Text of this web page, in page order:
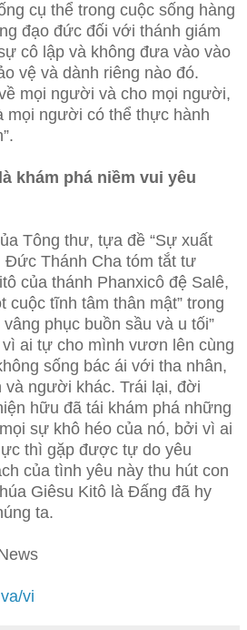
cụ thể trong cuộc sống hàng
đạo đức đối với thánh giám
cô lập và không đưa vào vào
vệ và dành riêng nào đó.
mọi người và cho mọi người,
mọi người có thể thực hành
khám phá niềm vui yêu
Tông thư, tựa đề “Sự xuất
Đức Thánh Cha tóm tắt tư
của thánh Phanxicô đệ Salê,
cuộc tĩnh tâm thân mật” trong
phục buồn sầu và u tối”
ai tự cho mình vươn lên cùng
sống bác ái với tha nhân,
và người khác. Trái lại, đời
hữu đã tái khám phá những
sự khô héo của nó, bởi vì ai
thì gặp được tự do yêu
của tình yêu này thu hút con
Giêsu Kitô là Đấng đã hy
ta.
vi